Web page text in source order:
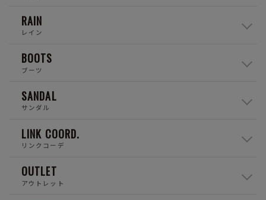
RAIN
レイン
BOOTS
ブーツ
SANDAL
サンダル
LINK COORD.
リンクコーデ
OUTLET
アウトレット